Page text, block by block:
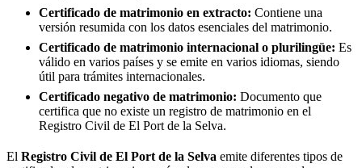
Certificado de matrimonio en extracto: Contiene una
versión resumida con los datos esenciales del matrimonio.
Certificado de matrimonio internacional o plurilingüe: Es
válido en varios países y se emite en varios idiomas, siendo
útil para trámites internacionales.
Certificado negativo de matrimonio: Documento que
certifica que no existe un registro de matrimonio en el
Registro Civil de El Port de la Selva.
El Registro Civil de El Port de la Selva emite diferentes tipos de